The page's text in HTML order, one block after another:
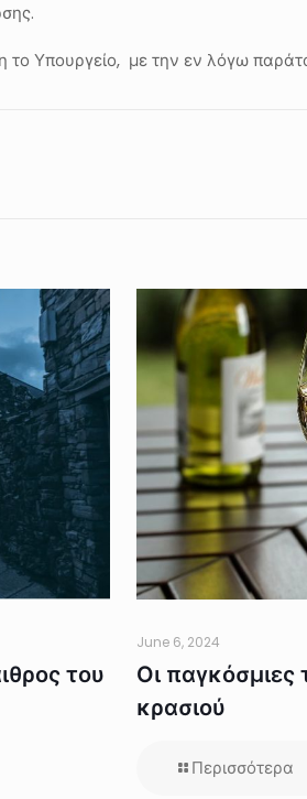
το Υπουργείο, με την εν λόγω
του
June 6, 2024
Οι παγκόσμιες
κρασιού
Περισσότερα